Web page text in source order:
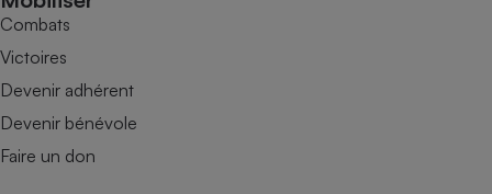
Combats
Victoires
Devenir adhérent
Devenir bénévole
Faire un don